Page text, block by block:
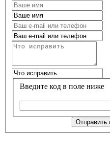
Введите код в поле ниже
Отправить